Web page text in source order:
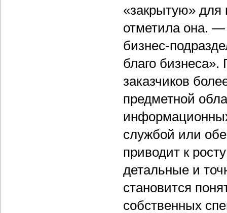
«закрытую»
отметила она. —
бизнес-
благо
заказчиков
предметной
службой или
приводит к
детальные и
становится
собственных